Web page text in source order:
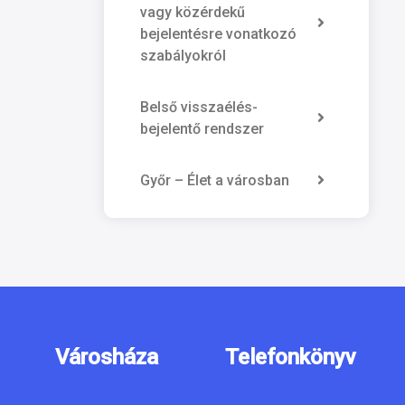
vagy közérdekű
bejelentésre vonatkozó
szabályokról
Belső visszaélés-
bejelentő rendszer
Győr – Élet a városban
Városháza Telefonkönyv